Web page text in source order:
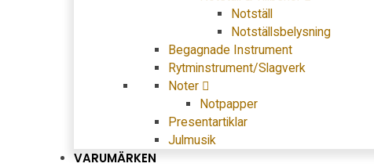
Notställ
Notställsbelysning
Begagnade Instrument
Rytminstrument/Slagverk
Noter
Notpapper
Presentartiklar
Julmusik
VARUMÄRKEN